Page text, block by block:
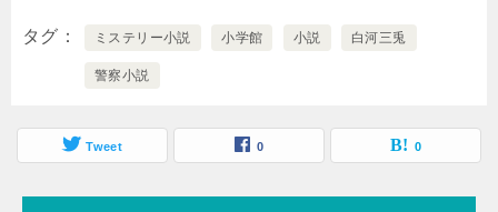
タグ ミステリー小説 小学館 小説 白河三兎
警察小説
Tweet 0 0